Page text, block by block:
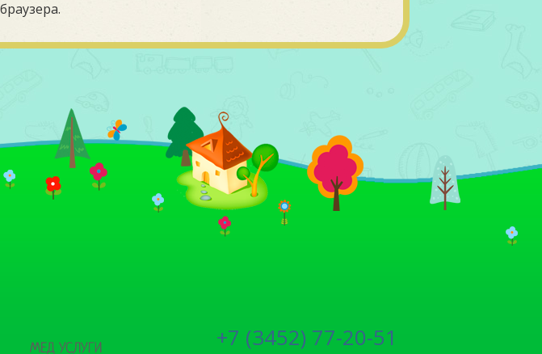
МЕД УСЛУГИ +7 (3452) 77-20-51